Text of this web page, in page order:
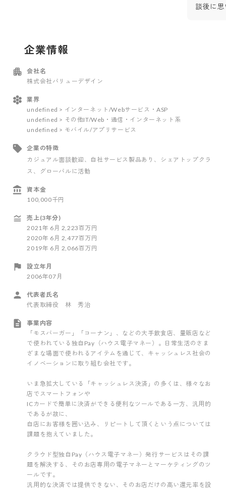
談後に
企業情報
会社名
株式会社バリューデザイン
業界
undefined > インターネット/Webサービス・ASP
undefined > その他IT/Web・通信・インターネット系
undefined > モバイル/アプリサービス
企業の特徴
カジュアル面談歓迎 、自社サービス製品あり 、シェアトップクラ
ス 、グローバルに活動
資本金
100,000千円
売上(3年分)
2021 年 6 月 2,223百万円
2020年 6 月 2,477百万円
2019年 6 月 2,066百万円
設立年月
2006年07月
代表者氏名
代表取締役 林 秀治
事業内容
「モスバーガー」「コーナン」、などの大手飲食店、量販店など
で使われている独自Pay（ハウス電子マネー）。日常生活のさま
ざまな場面で使われるアイテムを通じて、キャッシュレス社会の
イノベーションに取り組む会社です。
いま急拡大している「キャッシュレス決済」の多くは、様々なお
店でスマートフォンや
ICカードで簡単に決済ができる便利なツールである一方、汎用的
であるが故に、
自店にお客様を囲い込み、リピートして頂くという点については
課題を抱えていました。
クラウド型独自Pay（ハウス電子マネー）発行サービスはその課
題を解決する、そのお店専用の電子マネーとマーケティングのツ
ールです。
汎用的な決済では提供できない、そのお店だけの高い還元率を設